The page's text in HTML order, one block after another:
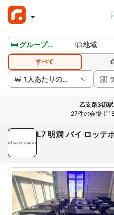
🛏️ グループルームを見る 地域
すべて
1人あたりの価格
乙支路3街
27件の会場
L7 明洞 バイ ロッテ